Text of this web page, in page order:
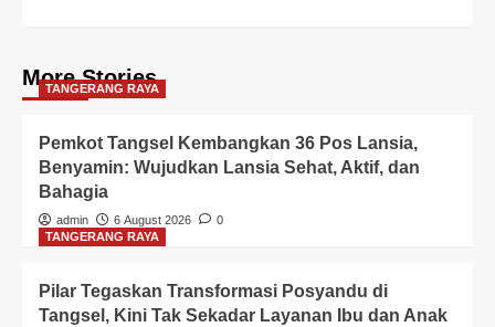
More Stories
TANGERANG RAYA
Pemkot Tangsel Kembangkan 36 Pos Lansia,
Benyamin: Wujudkan Lansia Sehat, Aktif, dan
Bahagia
admin 6 August 2026
0
TANGERANG RAYA
Pilar Tegaskan Transformasi Posyandu di
Tangsel, Kini Tak Sekadar Layanan Ibu dan Anak